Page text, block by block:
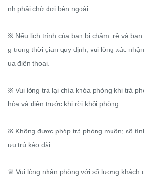
nh phải chờ đợi bên ngoài.
※ Nếu lịch trình của bạn bị chậm trễ và bạn
g trong thời gian quy định, vui lòng xác
ua điện thoại.
※ Vui lòng trả lại chìa khóa phòng khi trả
hòa và điện trước khi rời khỏi phòng.
※ Không được phép trả phòng muộn; sẽ
ưu trú kéo dài.
♕ Vui lòng nhận phòng với số lượng khách